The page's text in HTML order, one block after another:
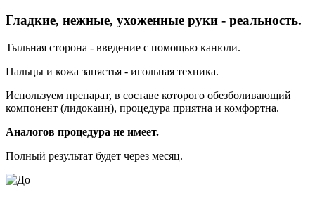
Гладкие, нежные, ухоженные руки - реальность.
Тыльная сторона - введение с помощью канюли.
Пальцы и кожа запястья - игольная техника.
Используем препарат, в составе которого обезболивающий
компонент (лидокаин), процедура приятна и комфортна.
Аналогов процедура не имеет.
Полный результат будет через месяц.